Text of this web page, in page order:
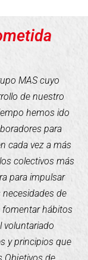
MAS cuyo
de nuestro
hemos ido
para
cada vez a más
colectivos más
para impulsar
necesidades de
fomentar hábitos
voluntariado
y principios que